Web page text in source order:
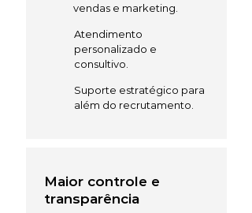
vendas e marketing.
Atendimento
personalizado e
consultivo.
Suporte estratégico para
além do recrutamento.
Maior controle e
transparência